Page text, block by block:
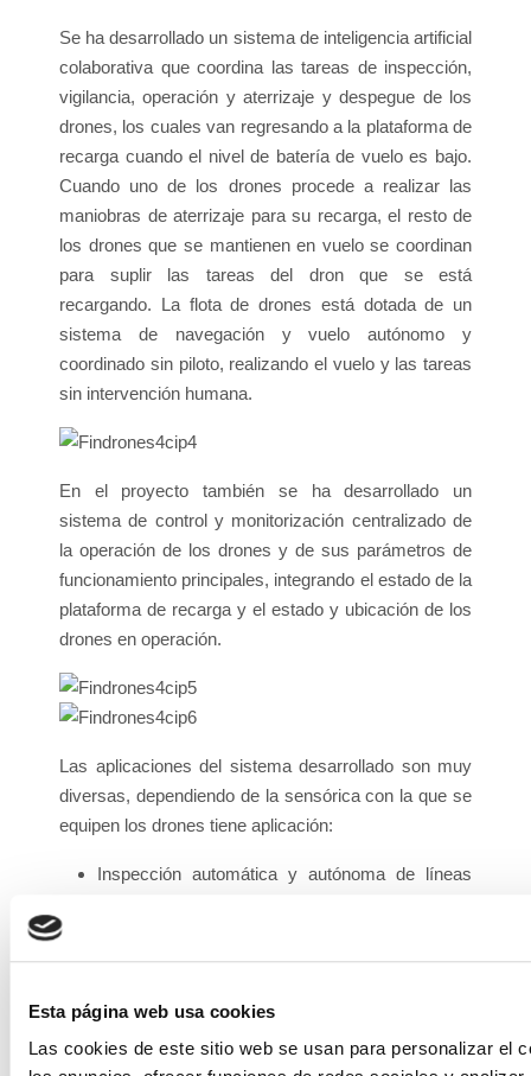
Esta página web usa cookies
Las cookies de este sitio web se usan para personalizar el
Se ha desarrollado un sistema de inteligencia artificial
colaborativa que coordina las tareas de inspección,
vigilancia, operación y aterrizaje y despegue de los
drones, los cuales van regresando a la plataforma de
recarga cuando el nivel de batería de vuelo es bajo.
Cuando uno de los drones procede a realizar las
maniobras de aterrizaje para su recarga, el resto de
los drones que se mantienen en vuelo se coordinan
para suplir las tareas del dron que se está
recargando. La flota de drones está dotada de un
sistema de navegación y vuelo autónomo y
coordinado sin piloto, realizando el vuelo y las tareas
sin intervención humana.
En el proyecto también se ha desarrollado un
sistema de control y monitorización centralizado de
la operación de los drones y de sus parámetros de
funcionamiento principales, integrando el estado de la
plataforma de recarga y el estado y ubicación de los
drones en operación.
Las aplicaciones del sistema desarrollado son muy
diversas, dependiendo de la sensórica con la que se
equipen los drones tiene aplicación:
Inspección automática y autónoma de líneas
plataformas de recarga a lo largo de los tendidos
las líneas eléctricas sin intervención humana de
forma automática.